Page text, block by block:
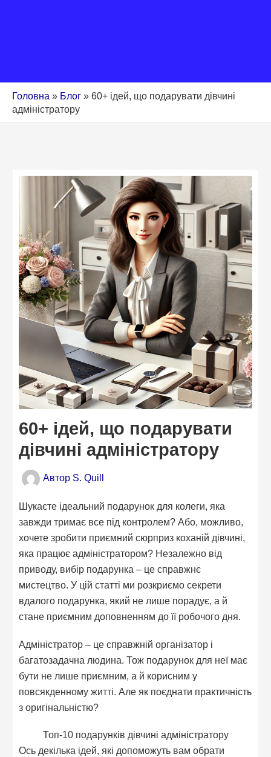
Головна » Блог » 60+ ідей, що подарувати дівчині
адміністратору
60+ ідей, що подарувати
дівчині адміністратору
Автор S. Quill
Шукаєте ідеальний подарунок для колеги, яка
завжди тримає все під контролем? Або, можливо,
хочете зробити приємний сюрприз коханій дівчині,
яка працює адміністратором? Незалежно від
приводу, вибір подарунка – це справжнє
мистецтво. У цій статті ми розкриємо секрети
вдалого подарунка, який не лише порадує, а й
стане приємним доповненням до її робочого дня.
Адміністратор – це справжній організатор і
багатозадачна людина. Тож подарунок для неї має
бути не лише приємним, а й корисним у
повсякденному житті. Але як поєднати практичність
з оригінальністю?
Топ-10 подарунків дівчині адміністратору
Ось декілька ідей, які допоможуть вам обрати